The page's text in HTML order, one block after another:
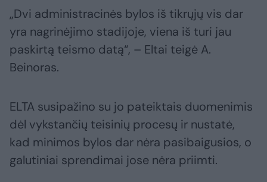
„Dvi administracinės bylos iš tikrųjų vis dar
yra nagrinėjimo stadijoje, viena iš turi jau
paskirtą teismo datą“, – Eltai teigė A.
Beinoras.
ELTA susipažino su jo pateiktais duomenimis
dėl vykstančių teisinių procesų ir nustatė,
kad minimos bylos dar nėra pasibaigusios, o
galutiniai sprendimai jose nėra priimti.